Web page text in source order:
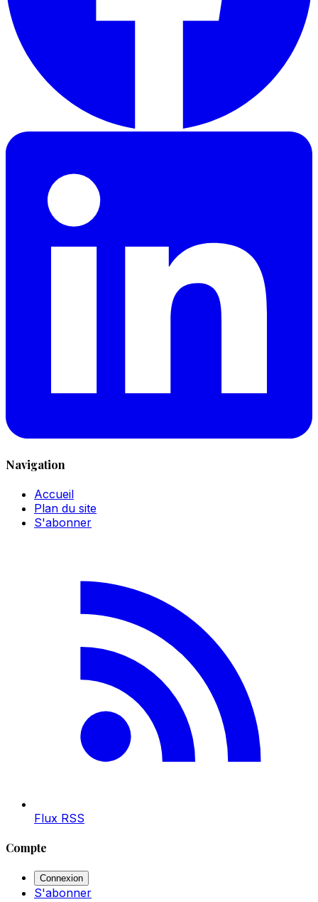
Navigation
Accueil
Plan du site
S'abonner
Flux RSS
Compte
Connexion
S'abonner